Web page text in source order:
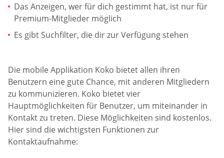
Das Anzeigen, wer für dich gestimmt hat, ist nur für
Premium-Mitglieder möglich
Es gibt Suchfilter, die dir zur Verfügung stehen
Die mobile Applikation Koko bietet allen ihren
Benutzern eine gute Chance, mit anderen Mitgliedern
zu kommunizieren. Koko bietet vier
Hauptmöglichkeiten für Benutzer, um miteinander in
Kontakt zu treten. Diese Möglichkeiten sind kostenlos.
Hier sind die wichtigsten Funktionen zur
Kontaktaufnahme: